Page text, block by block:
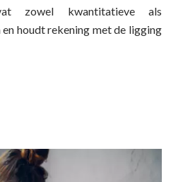
zowel kwantitatieve als
houdt rekening met de ligging